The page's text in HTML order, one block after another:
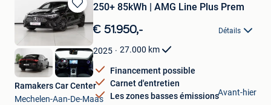
Sauvegarder
dans
Favoris
250+ 85kWh | AMG Line Plus Prem
€ 51.950,- Détails
2025 27.000 km
Financement possible
Carnet d'entretien
Les zones basses émissions
Ramakers Car Center
Mechelen-Aan-De-Maas
Avant-hier